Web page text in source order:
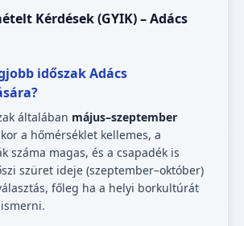
Kérdések (GYIK) – Adács
időszak Adács
általában május–szeptember
a hőmérséklet kellemes, a
száma magas, és a csapadék is
szüret ideje (szeptember–október)
főleg ha a helyi borkultúrát